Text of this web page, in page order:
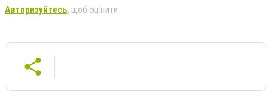
Авторизуйтесь, щоб оцінити